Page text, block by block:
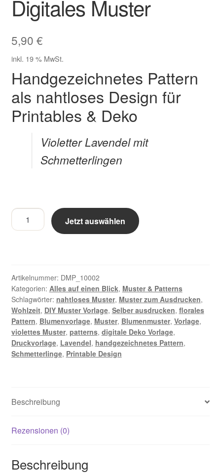
Zahlungsarten im Shop
Digitales Muster
5,90 €
inkl. 19 % MwSt.
Handgezeichnetes Pattern
als nahtloses Design für
Printables & Deko
Violetter Lavendel mit
Schmetterlingen
Violetter
Lavendel
Digitales
Muster
Menge
Jetzt auswählen
Artikelnummer: DMP_10002
Kategorien: Alles auf einen Blick, Muster & Patterns
Schlagwörter: nahtloses Muster, Muster zum Ausdrucken,
Wohlzeit, DIY Muster Vorlage, Selber ausdrucken, florales
Pattern, Blumenvorlage, Muster, Blumenmuster, Vorlage,
violettes Muster, patterns, digitale Deko Vorlage,
Druckvorlage, Lavendel, handgezeichnetes Pattern,
Schmetterlinge, Printable Design
Beschreibung
Rezensionen (0)
Beschreibung